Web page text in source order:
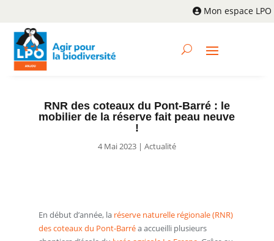
Mon espace LPO
RNR des coteaux du Pont-Barré : le
mobilier de la réserve fait peau neuve
!
4 Mai 2023| Actualité
En début d’année, la réserve naturelle régionale (RNR)
des coteaux du Pont-Barréa accueilli plusieurs